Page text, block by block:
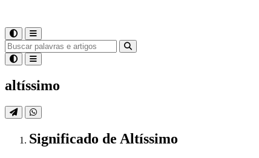
altíssimo
Significado de Altíssimo